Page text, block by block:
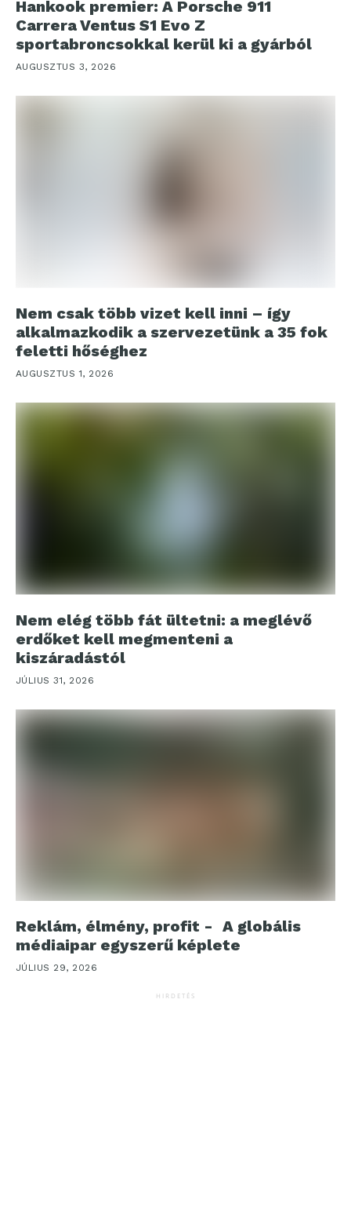
Hankook premier: A Porsche 911
Carrera Ventus S1 Evo Z
sportabroncsokkal kerül ki a gyárból
AUGUSZTUS 3, 2026
Nem csak több vizet kell inni – így
alkalmazkodik a szervezetünk a 35 fok
feletti hőséghez
AUGUSZTUS 1, 2026
Nem elég több fát ültetni: a meglévő
erdőket kell megmenteni a
kiszáradástól
JÚLIUS 31, 2026
Reklám, élmény, profit - A globális
médiaipar egyszerű képlete
JÚLIUS 29, 2026
HIRDETÉS